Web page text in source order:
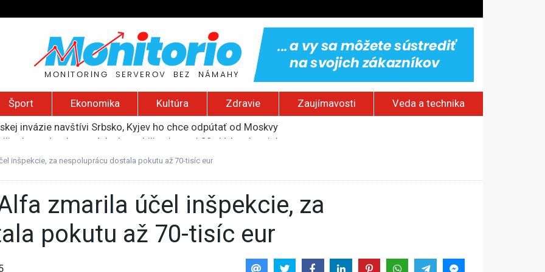
Šport Ekonomika Kultúra Zdravie Zaujímavosti Veda a technika
invázie navštívi Srbsko, Kyjev ho chce odpútať od Moskvy
raketové a dronové útoky, zabili najmenej 38 vládnych vojakov
„zhasne celý Perzský záliv“, pripravil zoznam cieľov
inšpekcie, za nespoluprácu dostala pokutu až 70-tisíc eur
pokutu až 70-tisíc eur